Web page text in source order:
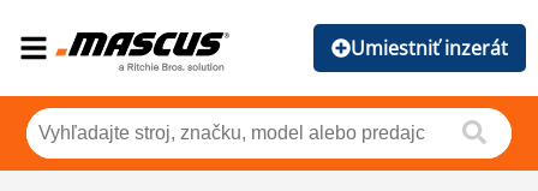
Umiestniť inzerát